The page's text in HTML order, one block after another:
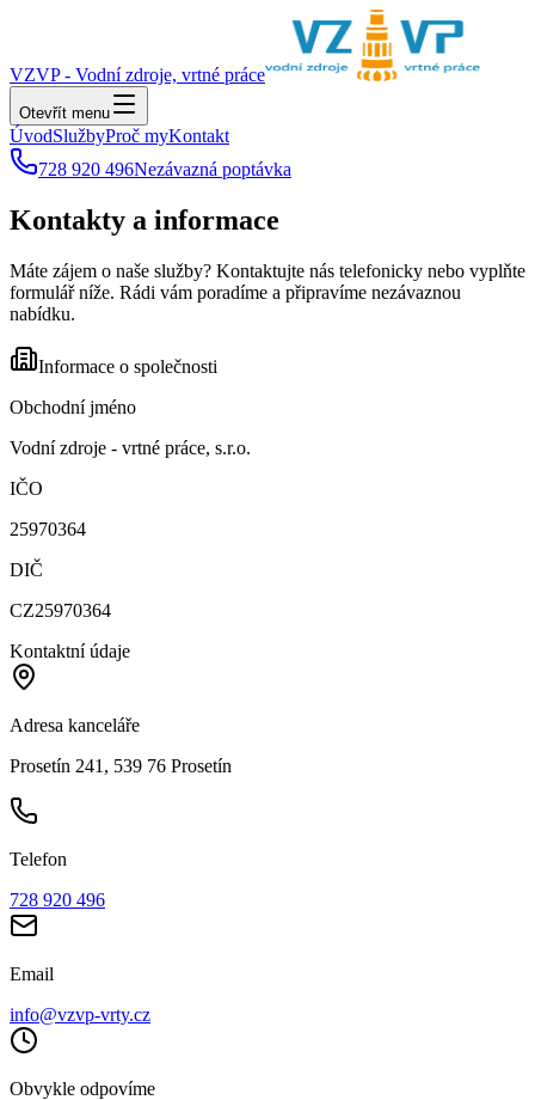
VZVP - Vodní zdroje, vrtné práce
Otevřít menu
ÚvodSlužbyProč myKontakt
728 920 496Nezávazná poptávka
Kontakty a informace
Máte zájem o naše služby? Kontaktujte nás telefonicky nebo vyplňte
formulář níže. Rádi vám poradíme a připravíme nezávaznou
nabídku.
Informace o společnosti
Obchodní jméno
Vodní zdroje - vrtné práce, s.r.o.
IČO
25970364
DIČ
CZ25970364
Kontaktní údaje
Adresa kanceláře
Prosetín 241, 539 76 Prosetín
Telefon
728 920 496
Email
info@vzvp-vrty.cz
Obvykle odpovíme